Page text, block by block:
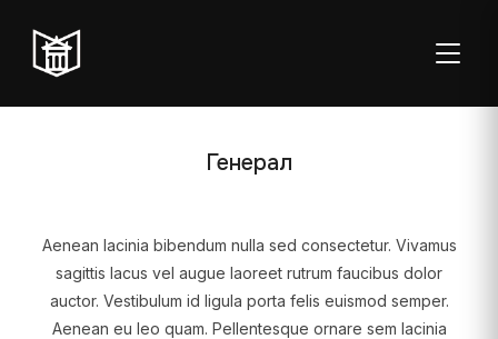
Генерал
Aenean lacinia bibendum nulla sed consectetur. Vivamus
sagittis lacus vel augue laoreet rutrum faucibus dolor
auctor. Vestibulum id ligula porta felis euismod semper.
Aenean eu leo quam. Pellentesque ornare sem lacinia
Пон–пет:
08:00–20:00
Студентска
читаоница: 08:00–
23:00
08:00–
Нед:
Затворено